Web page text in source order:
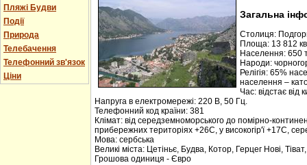
Пляжі Будви
Події
Природа
Телебачення
Телефонний зв'язок
Ціни
Загальна
Столиця:
Площа: 13 812
Населення: 650
Народи:
Релігія: 65%
населення –
Час: відстає від
Напруга в електромережі: 220 В, 50 Гц.
Телефонний код країни: 381
Клімат: від середземноморського до помірно-
прибережних територіях +26С, у високогір'ї +17С,
Мова: сербська
Великі міста: Цетіньє, Будва, Котор, Герцег Нові,
Грошова одиниця - Євро